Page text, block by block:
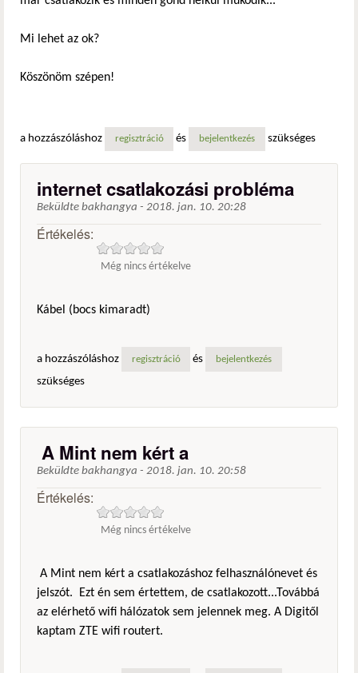
Mi lehet az ok?
Köszönöm szépen!
a hozzászóláshoz regisztráció és bejelentkezés szükséges
internet csatlakozási probléma
Beküldte bakhangya - 2018. jan. 10. 20:28
Értékelés:
Még nincs értékelve
Kábel (bocs kimaradt)
a hozzászóláshoz regisztráció és bejelentkezés
szükséges
A Mint nem kért a
Beküldte bakhangya - 2018. jan. 10. 20:58
Értékelés:
Még nincs értékelve
A Mint nem kért a csatlakozáshoz felhasználónevet és
jelszót. Ezt én sem értettem, de csatlakozott...Továbbá
az elérhető wifi hálózatok sem jelennek meg. A Digitől
kaptam ZTE wifi routert.